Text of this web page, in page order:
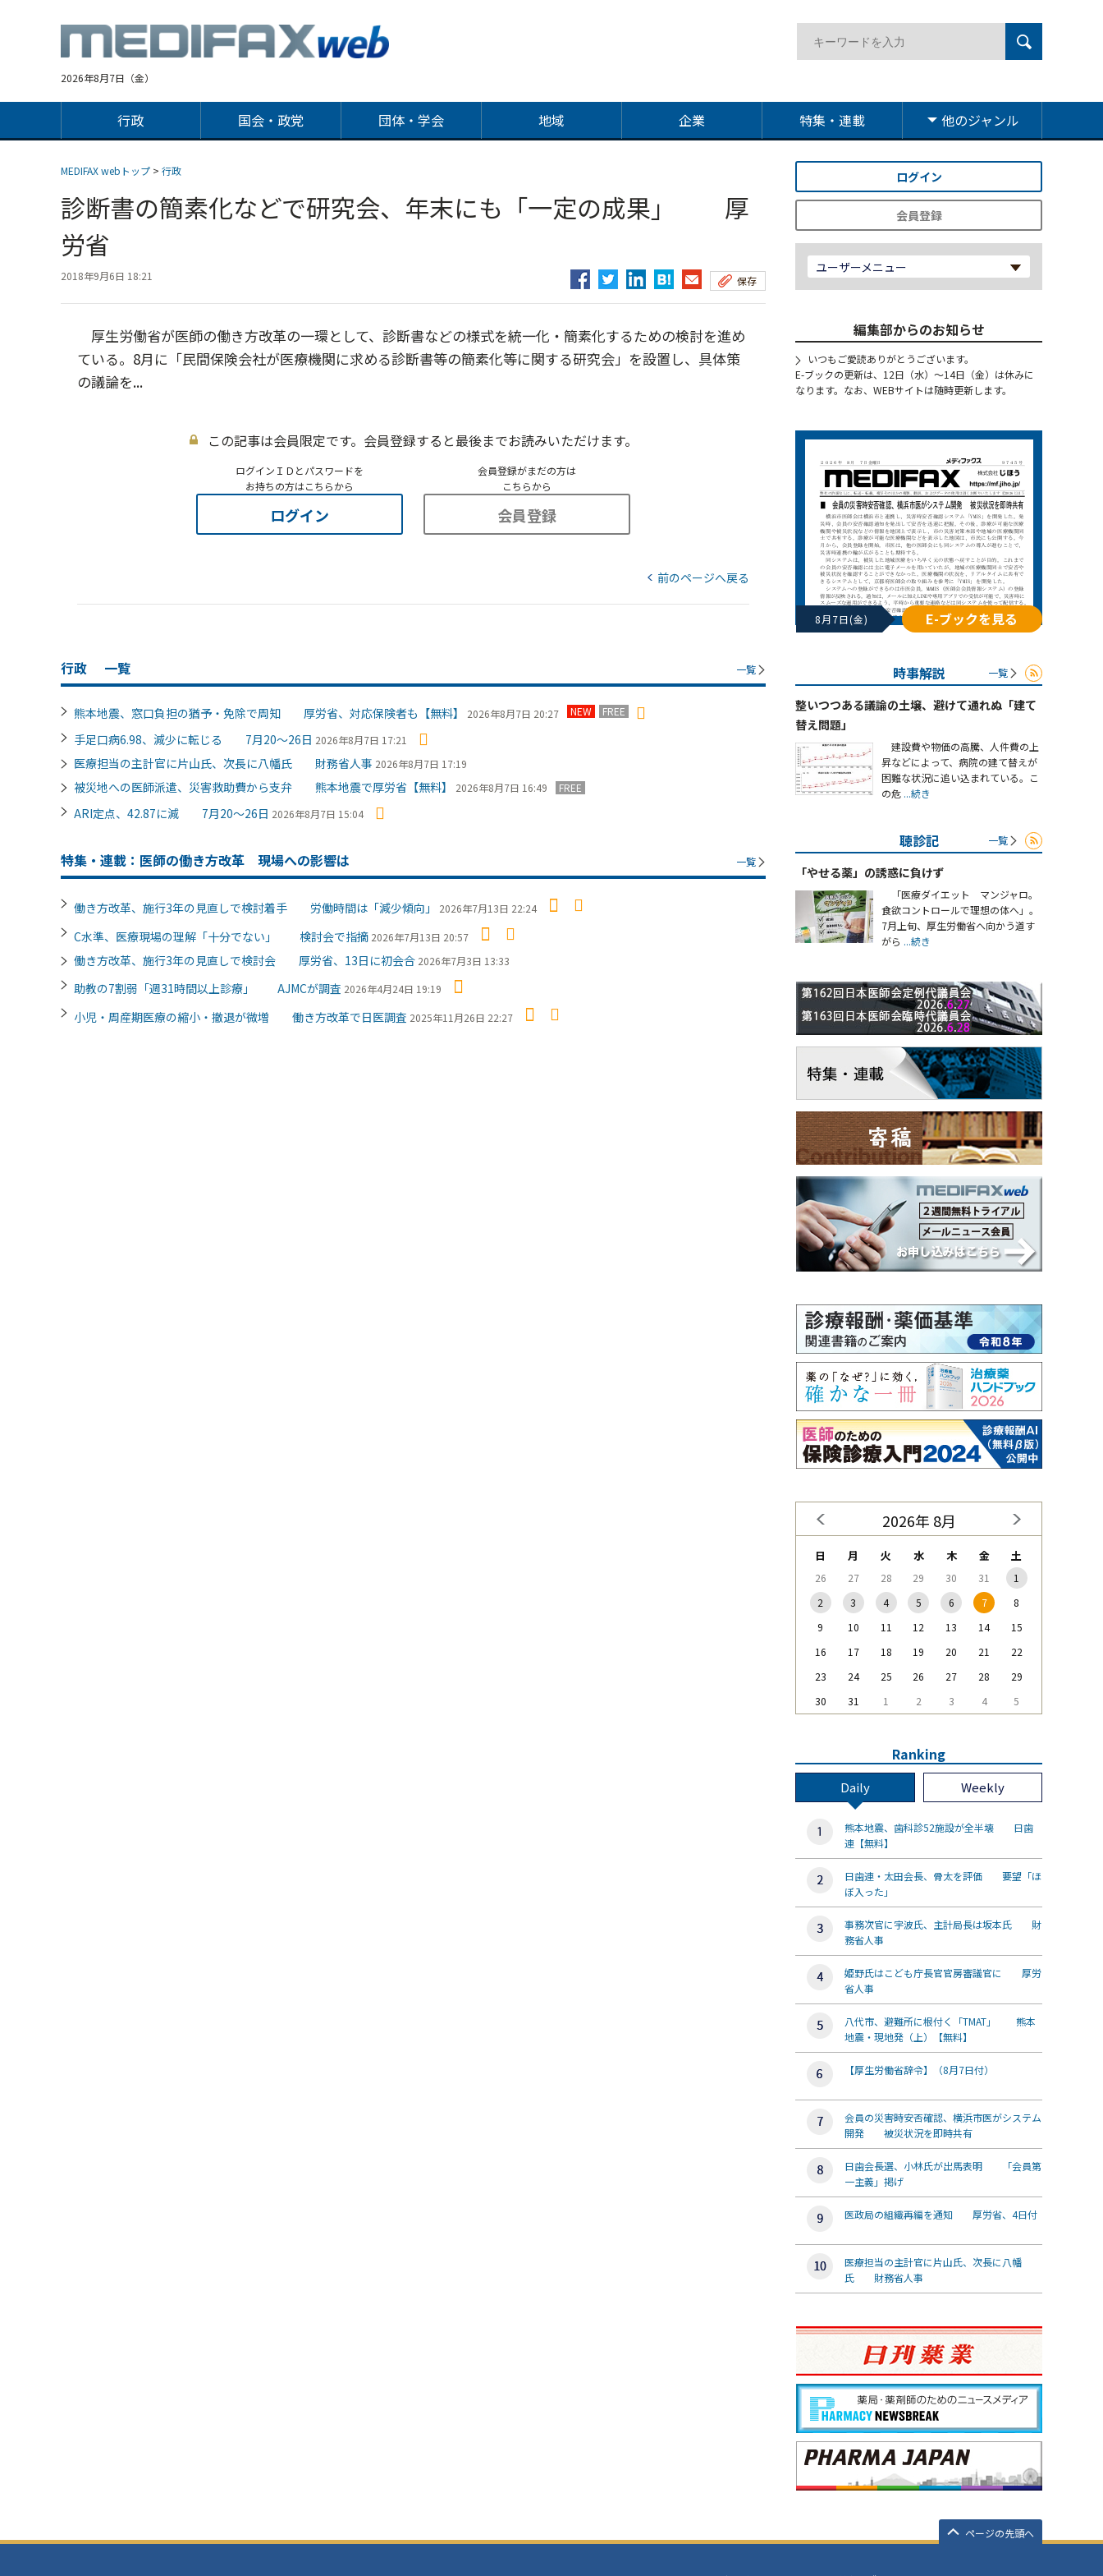
2026年8月7日（金）
行政 国会・政党 団体・学会 地域 企業 特集・連載 他のジャンル
MEDIFAX webトップ > 行政
診断書の簡素化などで研究会、年末にも「一定の成果」 厚
労省
2018年9月6日 18:21 保存
厚生労働省が医師の働き方改革の一環として、診断書などの様式を統一化・簡素化するための検討を進め
ている。8月に「民間保険会社が医療機関に求める診断書等の簡素化等に関する研究会」を設置し、具体策
の議論を...
この記事は会員限定です。会員登録すると最後までお読みいただけます。
ログインＩＤとパスワードを
お持ちの方はこちらから
ログイン
会員登録がまだの方は
こちらから
会員登録
前のページへ戻る
行政 一覧 一覧
熊本地震、窓口負担の猶予・免除で周知 厚労省、対応保険者も【無料】 2026年8月7日 20:27 NEW FREE
手足口病6.98、減少に転じる 7月20～26日 2026年8月7日 17:21
医療担当の主計官に片山氏、次長に八幡氏 財務省人事 2026年8月7日 17:19
被災地への医師派遣、災害救助費から支弁 熊本地震で厚労省【無料】 2026年8月7日 16:49 FREE
ARI定点、42.87に減 7月20～26日 2026年8月7日 15:04
特集・連載：医師の働き方改革 現場への影響は 一覧
働き方改革、施行3年の見直しで検討着手 労働時間は「減少傾向」 2026年7月13日 22:24
C水準、医療現場の理解「十分でない」 検討会で指摘 2026年7月13日 20:57
働き方改革、施行3年の見直しで検討会 厚労省、13日に初会合 2026年7月3日 13:33
助教の7割弱「週31時間以上診療」 AJMCが調査 2026年4月24日 19:19
小児・周産期医療の縮小・撤退が微増 働き方改革で日医調査 2025年11月26日 22:27
ログイン
会員登録
ユーザーメニュー
編集部からのお知らせ
いつもご愛読ありがとうございます。
E-ブックの更新は、12日（水）～14日（金）は休みに
なります。なお、WEBサイトは随時更新します。
8月7日(金) E-ブックを見る
時事解説 一覧
整いつつある議論の土壌、避けて通れぬ「建て
替え問題」
建設費や物価の高騰、人件費の上
昇などによって、病院の建て替えが
困難な状況に追い込まれている。こ
の危 ...続き
聴診記 一覧
「やせる薬」の誘惑に負けず
「医療ダイエット マンジャロ。
食欲コントロールで理想の体へ」。
7月上旬、厚生労働省へ向かう道す
がら ...続き
2026年 8月
日 月 火 水 木 金 土
26 27 28 29 30 31
1
2
3 4 5 6 7
8
9
10 11 12 13 14
15
16
17 18 19 20 21
22
23
24 25 26 27 28
29
30
31 1 2 3 4 5
Ranking
Daily Weekly
熊本地震、歯科診52施設が全半壊 日歯
連【無料】
日歯連・太田会長、骨太を評価 要望「ほ
ぼ入った」
事務次官に宇波氏、主計局長は坂本氏 財
務省人事
姫野氏はこども庁長官官房審議官に 厚労
省人事
八代市、避難所に根付く「TMAT」 熊本
地震・現地発（上）【無料】
【厚生労働省辞令】（8月7日付）
会員の災害時安否確認、横浜市医がシステム
開発 被災状況を即時共有
日歯会長選、小林氏が出馬表明 「会員第
一主義」掲げ
医政局の組織再編を通知 厚労省、4日付
医療担当の主計官に片山氏、次長に八幡
氏 財務省人事
ページの先頭へ